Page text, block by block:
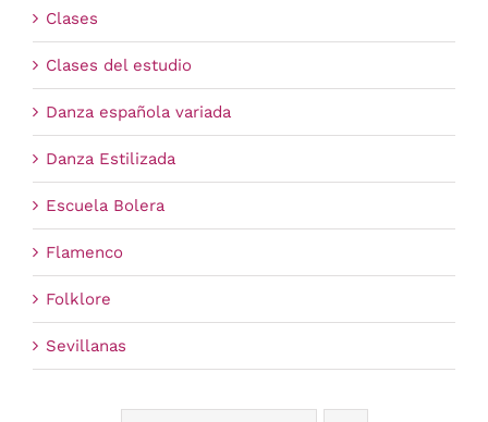
Carrito
Clases
Clases del estudio
Danza española variada
Danza Estilizada
Escuela Bolera
Flamenco
Folklore
Sevillanas